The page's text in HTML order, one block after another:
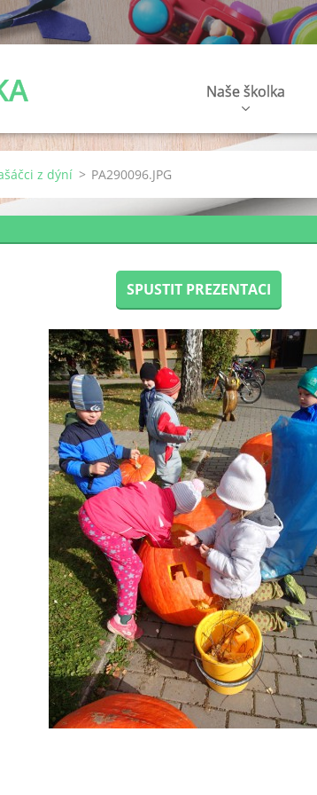
Naše školka
z dýní > PA290096.JPG
SPUSTIT PREZENTACI